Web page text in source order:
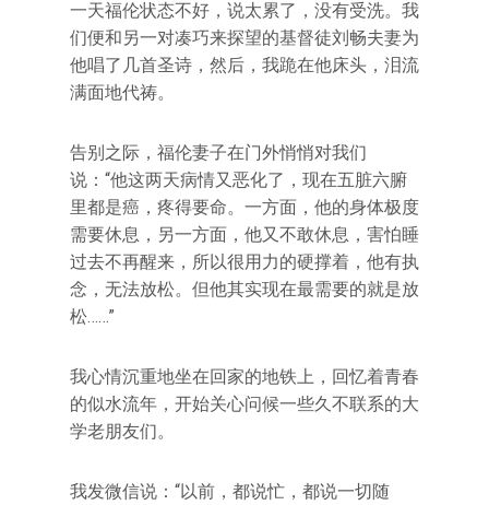
一天福伦状态不好，说太累了，没有受洗。我
们便和另一对凑巧来探望的基督徒刘畅夫妻为
他唱了几首圣诗，然后，我跪在他床头，泪流
满面地代祷。
告别之际，福伦妻子在门外悄悄对我们
说：“他这两天病情又恶化了，现在五脏六腑
里都是癌，疼得要命。一方面，他的身体极度
需要休息，另一方面，他又不敢休息，害怕睡
过去不再醒来，所以很用力的硬撑着，他有执
念，无法放松。但他其实现在最需要的就是放
松……”
我心情沉重地坐在回家的地铁上，回忆着青春
的似水流年，开始关心问候一些久不联系的大
学老朋友们。
我发微信说：“以前，都说忙，都说一切随